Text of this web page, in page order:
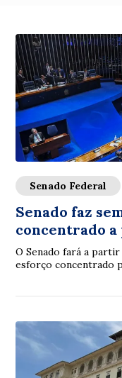
Senado Federal
Senado faz
concentrado
O Senado fará a partir
esforço concentrado